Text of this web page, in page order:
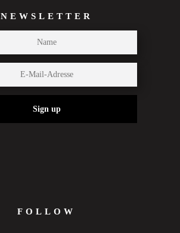
NEWSLETTER
Sign up
FOLLOW